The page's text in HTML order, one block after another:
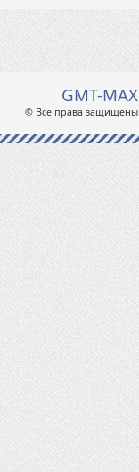
GMT-MAX
© Все права защищены